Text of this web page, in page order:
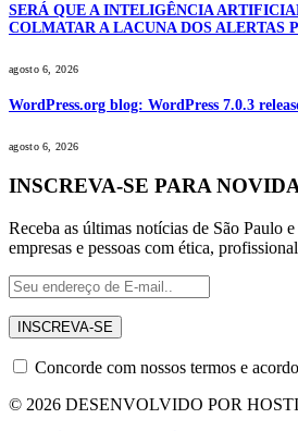
SERÁ QUE A INTELIGÊNCIA
COLMATAR A LACUNA DOS ALERTAS
agosto 6, 2026
WordPress.org blog: WordPress 7.0.3
agosto 6, 2026
INSCREVA-SE PARA
Receba as últimas notícias de São Paulo
empresas e pessoas com ética,
Concorde com nossos termos e
© 2026 DESENVOLVIDO POR